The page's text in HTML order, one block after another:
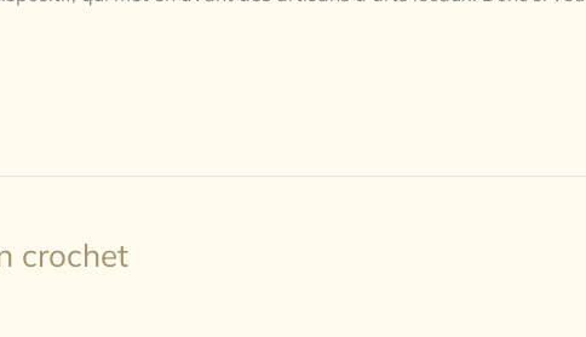
crochet